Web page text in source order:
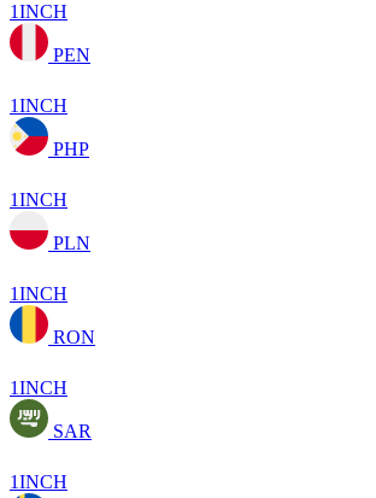
1INCH
PEN
1INCH
PHP
1INCH
PLN
1INCH
RON
1INCH
SAR
1INCH